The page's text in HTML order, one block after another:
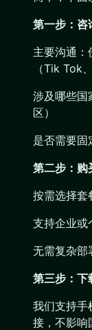
第一步：咨
主要沟通：
（Tik Tok
涉及哪些国
区）
是否需要固
第二步：购
按需选择套
支持企业或
无需复杂部
第三步：下
我们支持手
接，不影响